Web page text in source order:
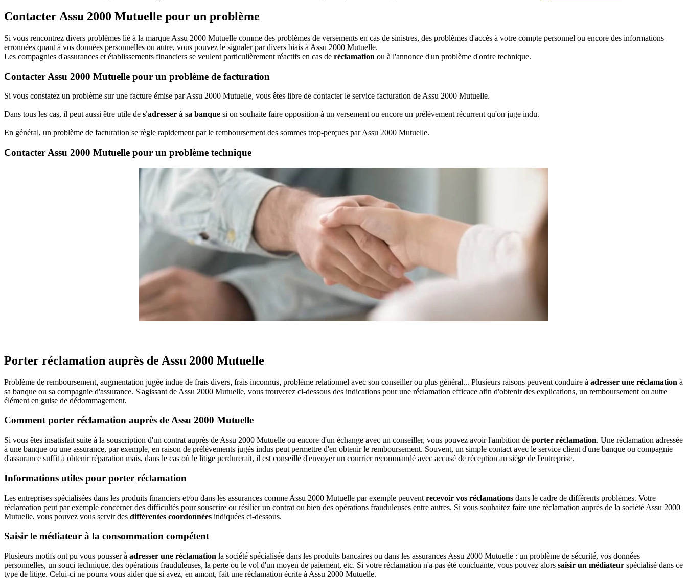
Contacter Assu 2000 Mutuelle pour un problème
Si vous rencontrez divers problèmes lié à la marque Assu 2000 Mutuelle comme des problèmes de versements en cas de sinistres, des problèmes d'accès à votre compte personnel ou encore des informations
erronnées quant à vos données personnelles ou autre, vous pouvez le signaler par divers biais à Assu 2000 Mutuelle.
Les compagnies d'assurances et établissements financiers se veulent particulièrement réactifs en cas de réclamation ou à l'annonce d'un problème d'ordre technique.
Contacter Assu 2000 Mutuelle pour un problème de facturation
Si vous constatez un problème sur une facture émise par Assu 2000 Mutuelle, vous êtes libre de contacter le service facturation de Assu 2000 Mutuelle.
Dans tous les cas, il peut aussi être utile de s'adresser à sa banque si on souhaite faire opposition à un versement ou encore un prélèvement récurrent qu'on juge indu.
En général, un problème de facturation se règle rapidement par le remboursement des sommes trop-perçues par Assu 2000 Mutuelle.
Contacter Assu 2000 Mutuelle pour un problème technique
Porter réclamation auprès de Assu 2000 Mutuelle
Problème de remboursement, augmentation jugée indue de frais divers, frais inconnus, problème relationnel avec son conseiller ou plus général... Plusieurs raisons peuvent conduire à adresser une réclamation à
sa banque ou sa compagnie d'assurance. S'agissant de Assu 2000 Mutuelle, vous trouverez ci-dessous des indications pour une réclamation efficace afin d'obtenir des explications, un remboursement ou autre
élément en guise de dédommagement.
Comment porter réclamation auprès de Assu 2000 Mutuelle
Si vous êtes insatisfait suite à la souscription d'un contrat auprès de Assu 2000 Mutuelle ou encore d'un échange avec un conseiller, vous pouvez avoir l'ambition de porter réclamation. Une réclamation adressée
à une banque ou une assurance, par exemple, en raison de prélèvements jugés indus peut permettre d'en obtenir le remboursement. Souvent, un simple contact avec le service client d'une banque ou compagnie
d'assurance suffit à obtenir réparation mais, dans le cas où le litige perdurerait, il est conseillé d'envoyer un courrier recommandé avec accusé de réception au siège de l'entreprise.
Informations utiles pour porter réclamation
Les entreprises spécialisées dans les produits financiers et/ou dans les assurances comme Assu 2000 Mutuelle par exemple peuvent recevoir vos réclamations dans le cadre de différents problèmes. Votre
réclamation peut par exemple concerner des difficultés pour souscrire ou résilier un contrat ou bien des opérations frauduleuses entre autres. Si vous souhaitez faire une réclamation auprès de la société Assu 2000
Mutuelle, vous pouvez vous servir des différentes coordonnées indiquées ci-dessous.
Saisir le médiateur à la consommation compétent
Plusieurs motifs ont pu vous pousser à adresser une réclamation la société spécialisée dans les produits bancaires ou dans les assurances Assu 2000 Mutuelle : un problème de sécurité, vos données
personnelles, un souci technique, des opérations frauduleuses, la perte ou le vol d'un moyen de paiement, etc. Si votre réclamation n'a pas été concluante, vous pouvez alors saisir un médiateur spécialisé dans ce
type de litige. Celui-ci ne pourra vous aider que si avez, en amont, fait une réclamation écrite à Assu 2000 Mutuelle.